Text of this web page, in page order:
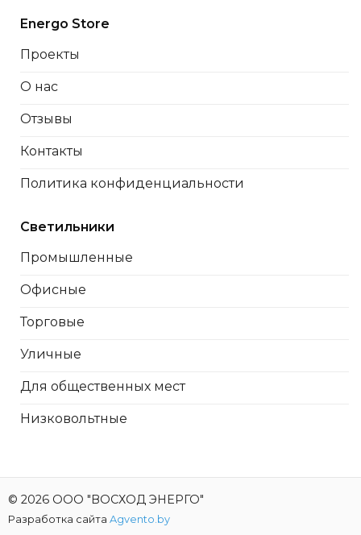
Energo Store
Проекты
О нас
Отзывы
Контакты
Политика конфиденциальности
Светильники
Промышленные
Офисные
Торговые
Уличные
Для общественных мест
Низковольтные
© 2026 ООО "ВОСХОД ЭНЕРГО"
Разработка сайта Agvento.by